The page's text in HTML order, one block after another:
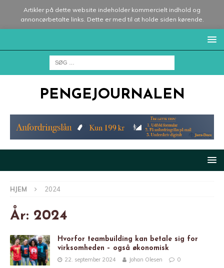
Artikler på dette website indeholder kommercielt indhold og
annoncørbetalte links. Dette er med til at holde siden kørende.
PENGEJOURNALEN
HJEM 2024
År: 2024
Hvorfor teambuilding kan betale sig for
virksomheden – også økonomisk
22. september 2024 Johan Olesen 0